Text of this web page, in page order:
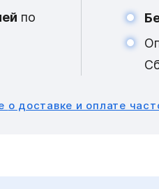
по
о доставке и оплате